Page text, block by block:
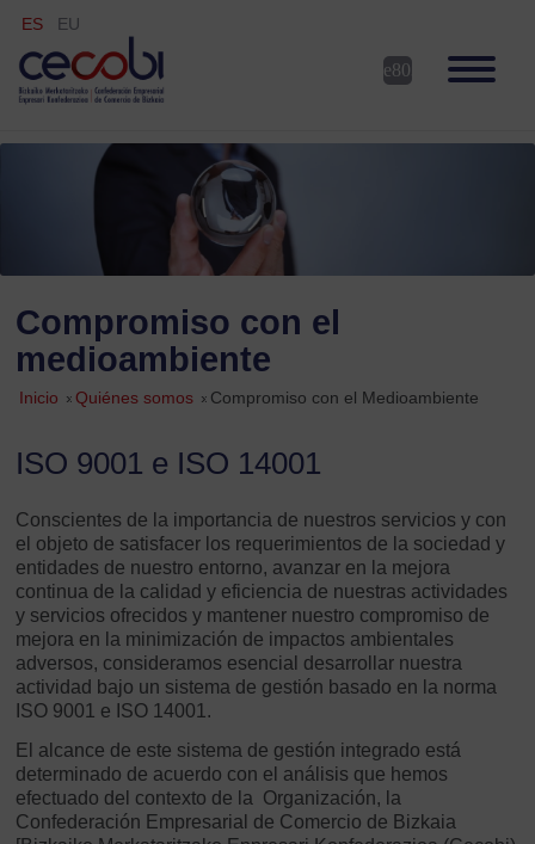
ES EU
Compromiso con el
medioambiente
Inicio » Quiénes somos » Compromiso con el Medioambiente
ISO 9001 e ISO 14001
Conscientes de la importancia de nuestros servicios y con
el objeto de satisfacer los requerimientos de la sociedad y
entidades de nuestro entorno, avanzar en la mejora
continua de la calidad y eficiencia de nuestras actividades
y servicios ofrecidos y mantener nuestro compromiso de
mejora en la minimización de impactos ambientales
adversos, consideramos esencial desarrollar nuestra
actividad bajo un sistema de gestión basado en la norma
ISO 9001 e ISO 14001.
El alcance de este sistema de gestión integrado está
determinado de acuerdo con el análisis que hemos
efectuado del contexto de la Organización, la
Confederación Empresarial de Comercio de Bizkaia